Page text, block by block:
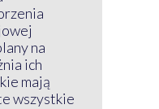
na
ich
mają
wszystkie